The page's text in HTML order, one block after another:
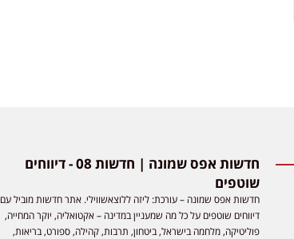
חדשות אפס שמונה | חדשות 08 - דיווחים
שוטפים
חדשות אפס שמונה – עורכת: ליזה ללוצאשווילי. אתר חדשות מוביל עם
דיווחים שוטפים על כל מה שמעניין במדינה – אקטואליה, יוקר המחייה,
פוליטיקה, מלחמה בישראל, ביטחון, תרבות, קהילה, ספורט, בריאות,